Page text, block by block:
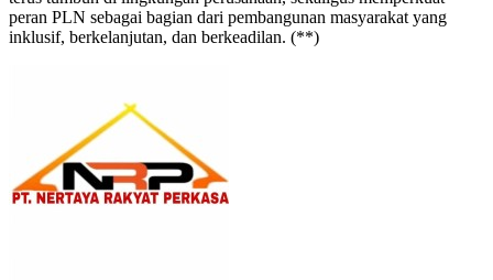
peran PLN sebagai bagian dari pembangunan masyarakat yang
inklusif, berkelanjutan, dan berkeadilan. (**)